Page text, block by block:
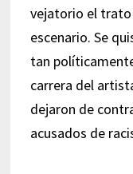
vejatorio el trato
escenario. Se
tan
carrera del
dejaron de
acusados de